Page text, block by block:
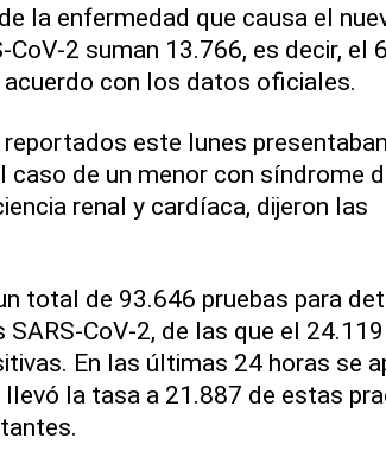
la enfermedad que causa el
CoV-2 suman 13.766, es decir, el
con los datos oficiales.
este lunes
caso de un menor con síndrome
renal y cardíaca, dijeron las
total de 93.646 pruebas para
SARS-CoV-2, de las que el
En las últimas 24 horas se
la tasa a 21.887 de estas